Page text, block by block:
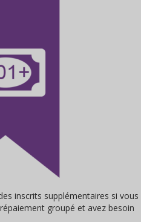
inscrits supplémentaires si vous
groupé et avez besoin